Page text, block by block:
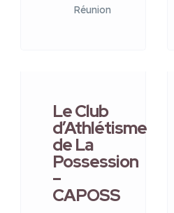
Réunion
Le Club
d’Athlétisme
de La
Possession
–
CAPOSS